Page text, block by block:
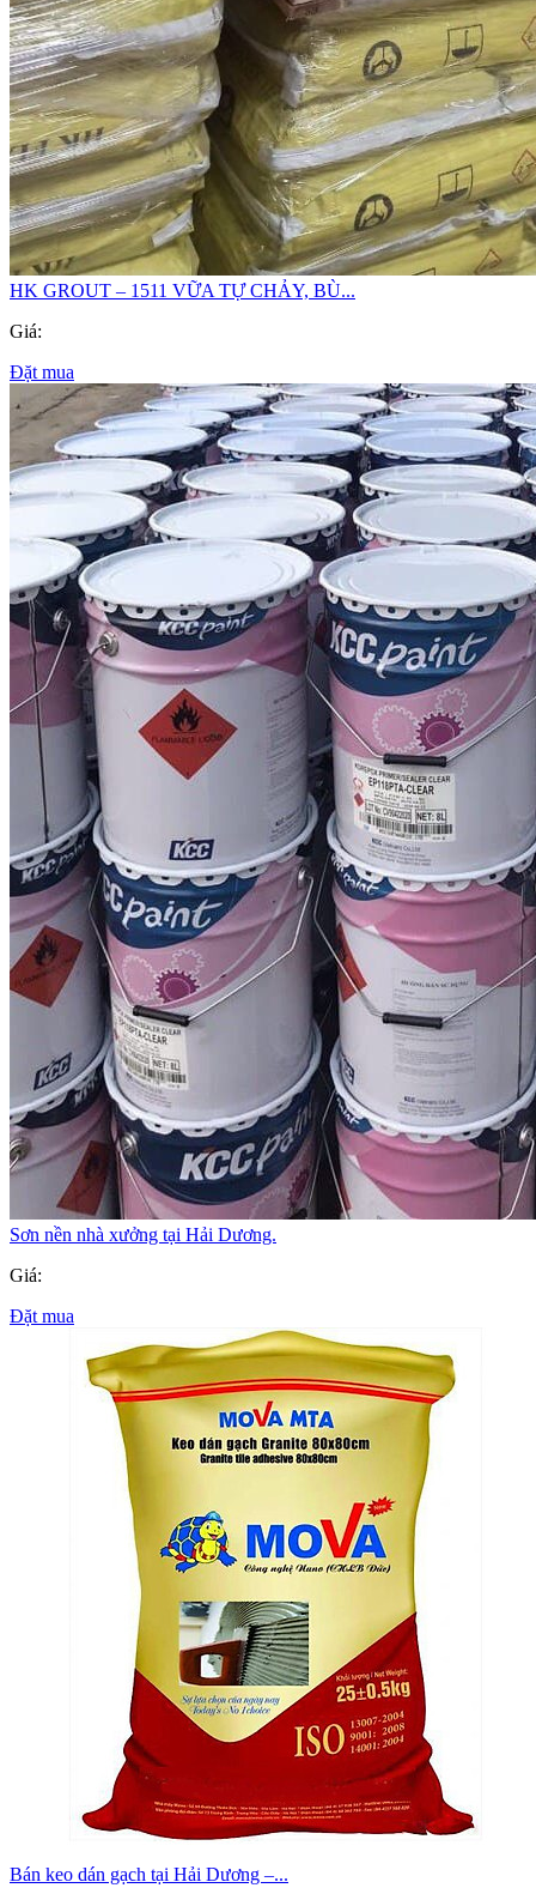
HK GROUT – 1511 VỮA TỰ CHẢY, BÙ...
Giá:
Đặt mua
Sơn nền nhà xưởng tại Hải Dương.
Giá:
Đặt mua
Bán keo dán gạch tại Hải Dương –...